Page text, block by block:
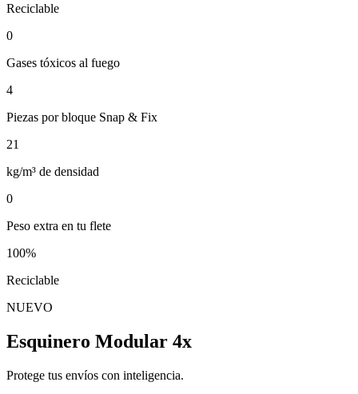
Reciclable
0
Gases tóxicos al fuego
4
Piezas por bloque Snap & Fix
21
kg/m³ de densidad
0
Peso extra en tu flete
100%
Reciclable
NUEVO
Esquinero Modular 4x
Protege tus envíos con inteligencia.